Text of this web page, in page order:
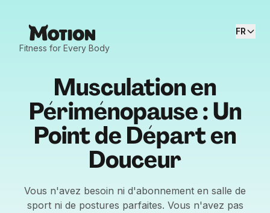
Fitness for Every Body
FR
Musculation en
Périménopause : Un
Point de Départ en
Douceur
Vous n'avez besoin ni d'abonnement en salle de
sport ni de postures parfaites. Vous n'avez pas